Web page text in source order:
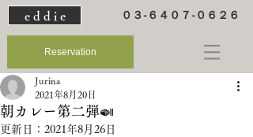
e d d i e ０３-６４０７-０６２６
Reservation
朝カレー第二弾🍛
Jurina
2021年8月20日
更新日： 2021年8月26日